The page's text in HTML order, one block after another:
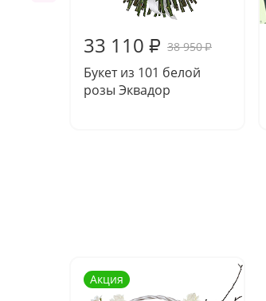
33 110 ₽ 38 950₽
Букет из 101 белой
розы Эквадор
Акция